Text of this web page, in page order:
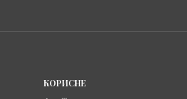
КОРИСНЕ